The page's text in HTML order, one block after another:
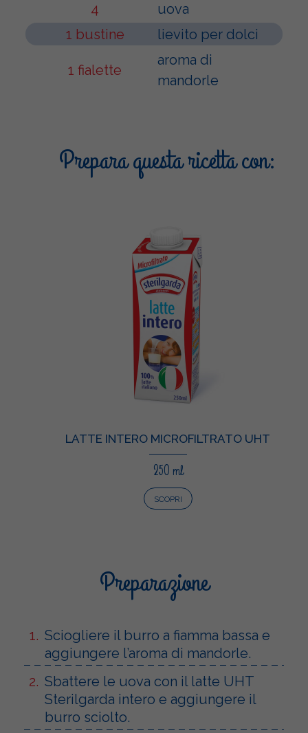
4
uova
1 bustine
lievito per dolci
1 fialette
aroma di
mandorle
Prepara questa ricetta con:
LATTE INTERO MICROFILTRATO UHT
250 ml
SCOPRI
Preparazione
Sciogliere il burro a fiamma bassa e
aggiungere l’aroma di mandorle.
Sbattere le uova con il latte UHT
Sterilgarda intero e aggiungere il
burro sciolto.